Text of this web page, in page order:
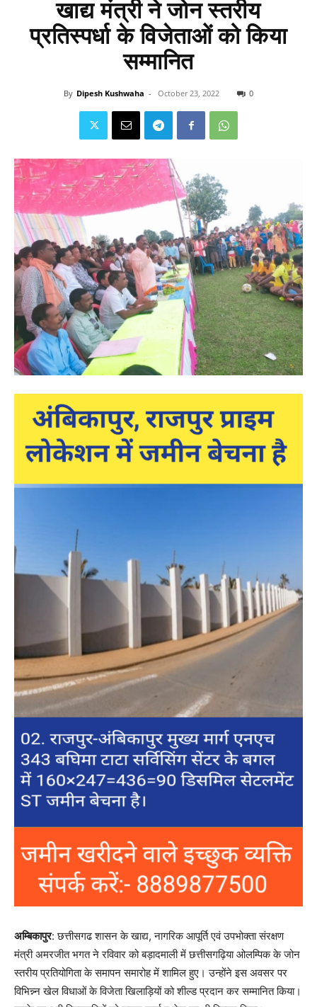
खाद्य मंत्री ने जोन स्तरीय
प्रतिस्पर्धा के विजेताओं को किया
सम्मानित
By Dipesh Kushwaha - October 23, 2022 0
अम्बिकापुर: छत्तीसगढ शासन के खाद्य, नागरिक आपूर्ति एवं उपभोक्ता संरक्षण
मंत्री अमरजीत भगत ने रविवार को बड़ादमाली में छत्तीसगढ़िया ओलम्पिक के जोन
स्तरीय प्रतियोगिता के समापन समारोह में शामिल हुए। उन्होंने इस अवसर पर
विभिन्न्न खेल विधाओं के विजेता खिलाड़ियों को शील्ड प्रदान कर सम्मानित किया।